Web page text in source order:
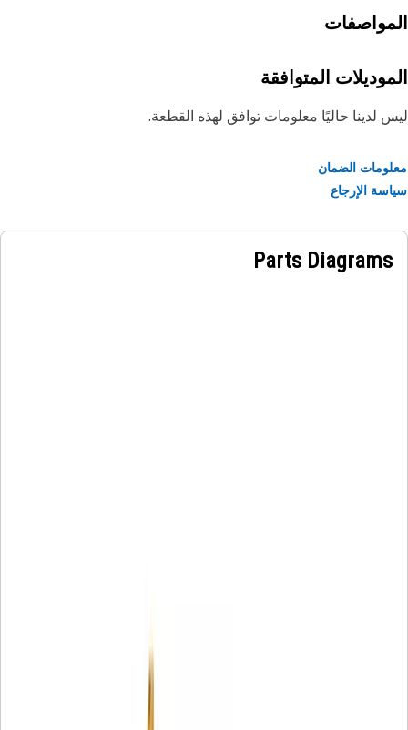
المتوافقة
لدينا حاليًا معلومات توافق لهذه القطعة.
الضمان
الإرجاع
Parts Diagrams